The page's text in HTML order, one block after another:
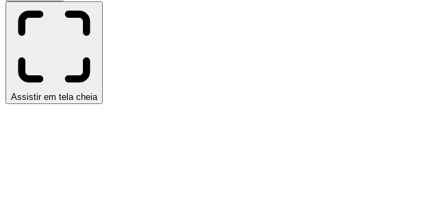
Assistir em tela cheia